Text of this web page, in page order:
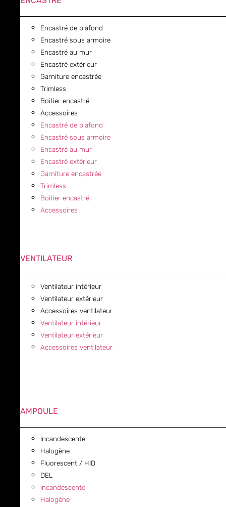
Encastré de plafond
Encastré sous armoire
Encastré au mur
Encastré extérieur
Garniture encastrée
Trimless
Boitier encastré
Accessoires
Encastré de plafond
Encastré sous armoire
Encastré au mur
Encastré extérieur
Garniture encastrée
Trimless
Boitier encastré
Accessoires
VENTILATEUR
Ventilateur intérieur
Ventilateur extérieur
Accessoires ventilateur
Ventilateur intérieur
Ventilateur extérieur
Accessoires ventilateur
AMPOULE
Incandescente
Halogène
Fluorescent / HID
DEL
Incandescente
Halogène